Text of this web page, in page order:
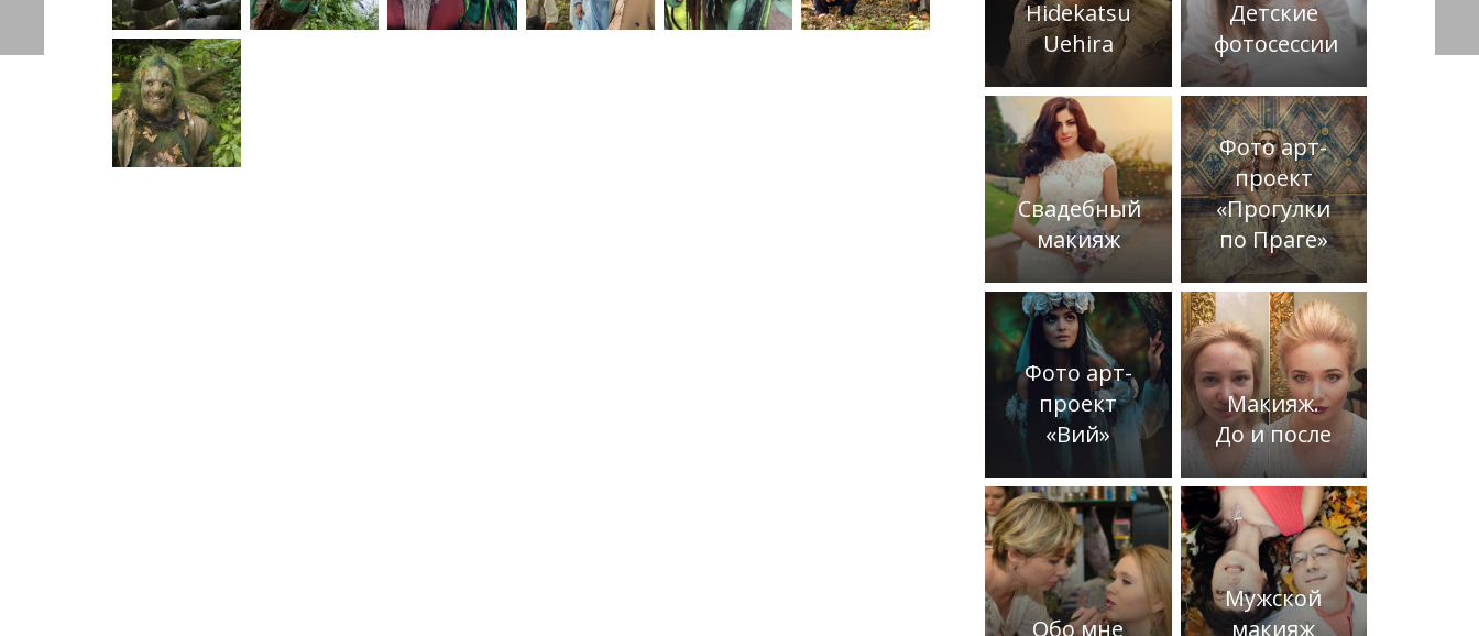
Hidekatsu
Uehira
Детские
фотосессии
Свадебный
макияж
Фото арт-
проект
«Прогулки
по Праге»
Фото арт-
проект
«Вий»
Макияж.
До и после
Обо мне
Мужской
макияж